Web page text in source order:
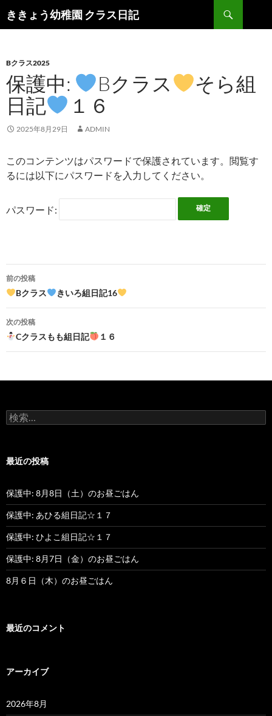
ききょう幼稚園 クラス日記
索
ン
ツ
へ
ス
キ
ッ
Bクラス2025
保護中: Bクラス
そら組
日記
１６
2025年8月29日 ADMIN
このコンテンツはパスワードで保護されています。閲覧す
るには以下にパスワードを入力してください。
パスワード:
投
稿
ナ
ゲ
シ
ン
前の投稿
Bクラス きいろ組日記16
次の投稿
Cクラスもも組日記 １６
検
索
最近の投稿
保護中: 8月8日（土）のお昼ごはん
保護中: あひる組日記☆１７
保護中: ひよこ組日記☆１７
保護中: 8月7日（金）のお昼ごはん
8月６日（木）のお昼ごはん
最近のコメント
アーカイブ
2026年8月